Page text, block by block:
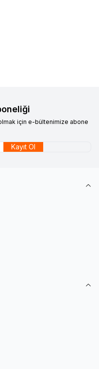
için e-bültenimize abone
Kayıt Ol